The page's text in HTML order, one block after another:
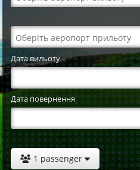
Дата вильоту
Дата повернення
1 passenger